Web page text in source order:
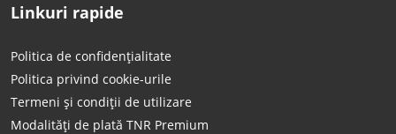
Linkuri rapide
Politica de confidențialitate
Politica privind cookie-urile
Termeni și condiții de utilizare
Modalități de plată TNR Premium